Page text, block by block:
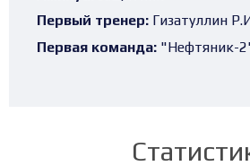
Первый тренер: Гизатуллин
Первая команда: "Нефтяник-